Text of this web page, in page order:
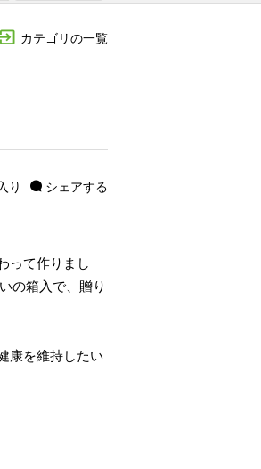
カテゴリの一覧
シェアする
り
って作りまし
の箱入で、贈り
康を維持したい